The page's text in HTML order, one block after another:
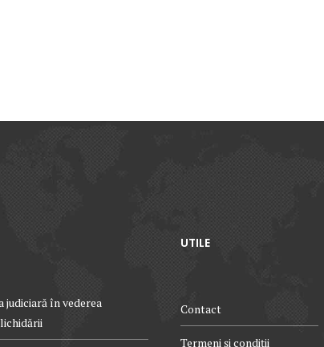
judiciară în vederea
UTILE
Contact
Termeni și condiții